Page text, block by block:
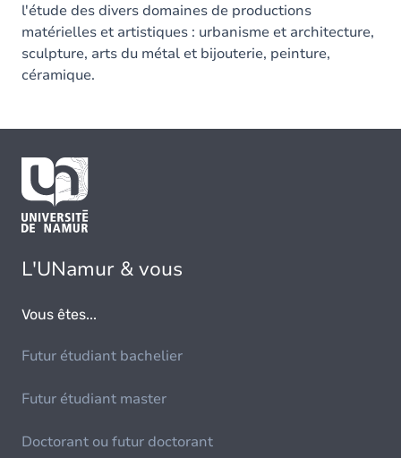
l'étude des divers domaines de productions
matérielles et artistiques : urbanisme et architecture,
sculpture, arts du métal et bijouterie, peinture,
céramique.
L'UNamur & vous
Vous êtes...
Futur étudiant bachelier
Futur étudiant master
Doctorant ou futur doctorant